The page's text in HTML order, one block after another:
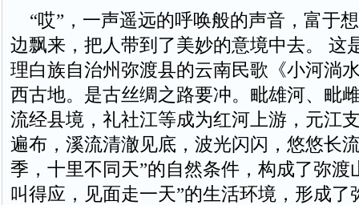
“哎”，一声遥远的呼唤般的声音，富于
边飘来，把人带到了美妙的意境中去。 这
理白族自治州弥渡县的云南民歌《小河淌
西古地。是古丝绸之路要冲。毗雄河、毗
流经县境，礼社江等成为红河上游，元江
遍布，溪流清澈见底，波光闪闪，悠悠长
季，十里不同天”的自然条件，构成了弥渡
叫得应，见面走一天”的生活环境，形成